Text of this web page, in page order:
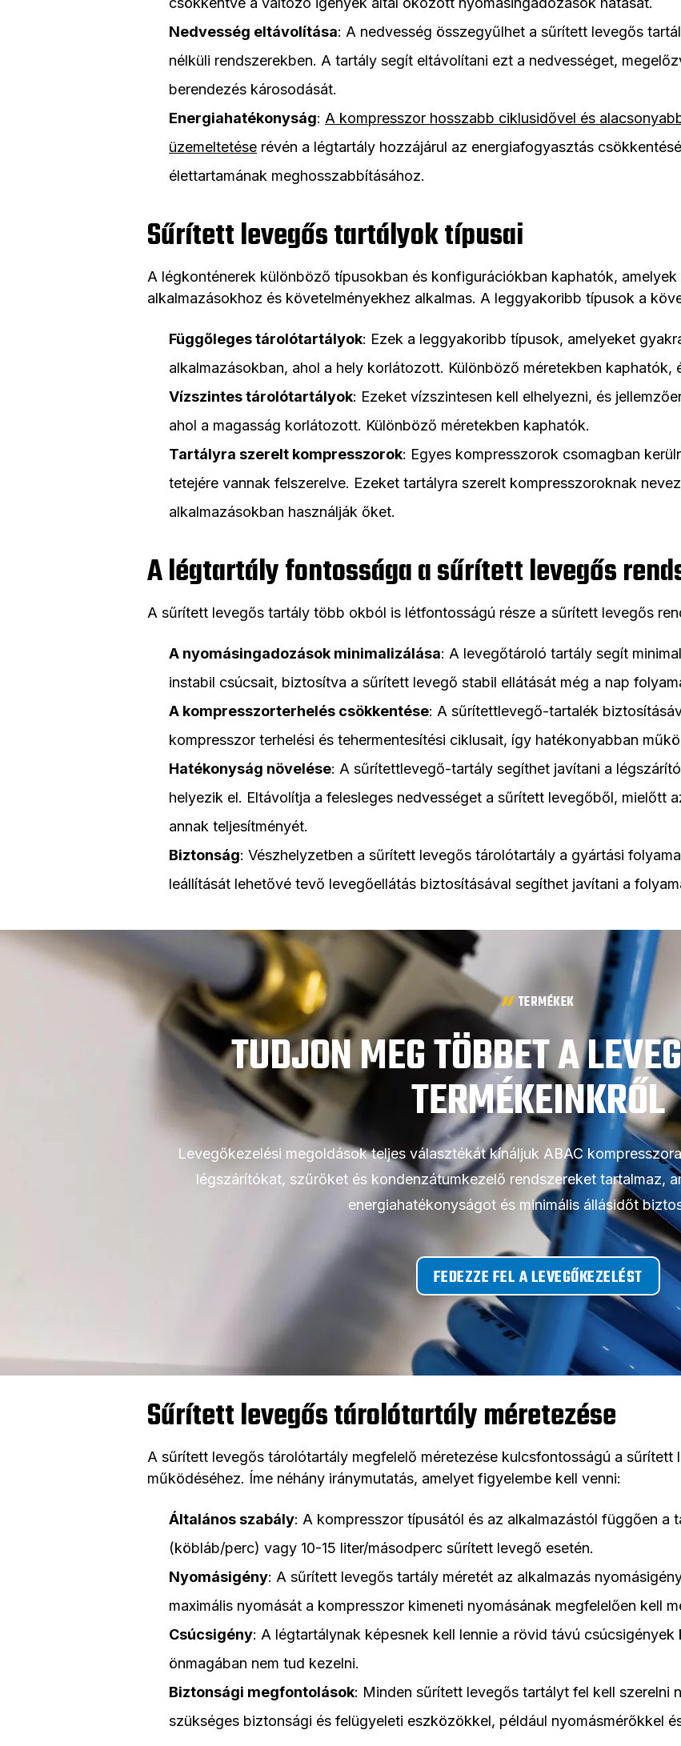
Nedvesség eltávolítása: A nedvesség összegyűlhet a sűrített levegős
nélküli rendszerekben. A tartály segít eltávolítani ezt a nedvességet,
berendezés károsodását.
Energiahatékonyság: A kompresszor hosszabb ciklusidővel és
üzemeltetése révén a légtartály hozzájárul az energiafogyasztás
élettartamának meghosszabbításához.
Sűrített levegős tartályok típusai
A légkonténerek különböző típusokban és konfigurációkban kaphatók,
alkalmazásokhoz és követelményekhez alkalmas. A leggyakoribb típusok a
Függőleges tárolótartályok: Ezek a leggyakoribb típusok, amelyeket
alkalmazásokban, ahol a hely korlátozott. Különböző méretekben kaphatók,
Vízszintes tárolótartályok: Ezeket vízszintesen kell elhelyezni, és
ahol a magasság korlátozott. Különböző méretekben kaphatók.
Tartályra szerelt kompresszorok: Egyes kompresszorok csomagban
tetejére vannak felszerelve. Ezeket tartályra szerelt kompresszoroknak
alkalmazásokban használják őket.
A légtartály fontossága a sűrített levegős
A sűrített levegős tartály több okból is létfontosságú része a sűrített levegős
A nyomásingadozások minimalizálása: A levegőtároló tartály segít
instabil csúcsait, biztosítva a sűrített levegő stabil ellátását még a nap
A kompresszorterhelés csökkentése: A sűrítettlevegő-tartalék
kompresszor terhelési és tehermentesítési ciklusait, így hatékonyabban
Hatékonyság növelése: A sűrítettlevegő-tartály segíthet javítani a
helyezik el. Eltávolítja a felesleges nedvességet a sűrített levegőből, mielőtt
annak teljesítményét.
Biztonság: Vészhelyzetben a sűrített levegős tárolótartály a gyártási
leállítását lehetővé tevő levegőellátás biztosításával segíthet javítani a
TERMÉKEK
TUDJON MEG TÖBBET A
TERMÉKEINKRŐL
Levegőkezelési megoldások teljes választékát kínáljuk ABAC
légszárítókat, szűrőket és kondenzátumkezelő rendszereket tartalmaz,
energiahatékonyságot és minimális állásidőt
FEDEZZE FEL A LEVEGŐKEZELÉST
Sűrített levegős tárolótartály méretezése
A sűrített levegős tárolótartály megfelelő méretezése kulcsfontosságú a sűrített
működéséhez. Íme néhány iránymutatás, amelyet figyelembe kell venni:
Általános szabály: A kompresszor típusától és az alkalmazástól függően
(köbláb/perc) vagy 10-15 liter/másodperc sűrített levegő esetén.
Nyomásigény: A sűrített levegős tartály méretét az alkalmazás
maximális nyomását a kompresszor kimeneti nyomásának megfelelően kell
Csúcsigény: A légtartálynak képesnek kell lennie a rövid távú
önmagában nem tud kezelni.
Biztonsági megfontolások: Minden sűrített levegős tartályt fel kell szerelni
szükséges biztonsági és felügyeleti eszközökkel, például nyomásmérőkkel